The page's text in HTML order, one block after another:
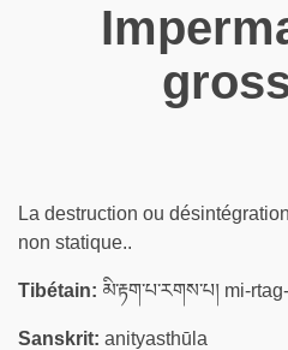
La destruction ou
non statique..
Tibétain: མི་རྟག་པ་རགས་པ། mi-
Sanskrit: anityasthūla